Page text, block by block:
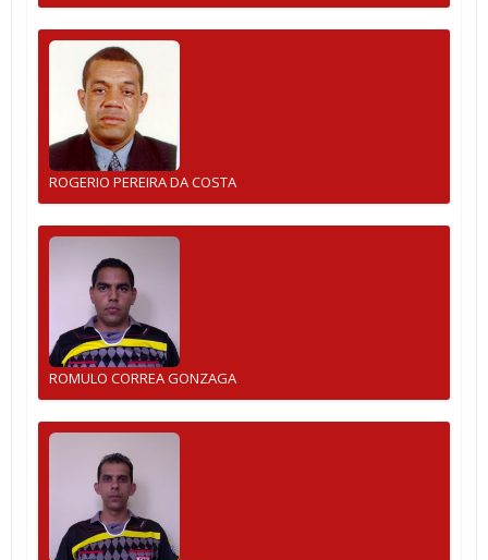
ROGERIO PEREIRA DA COSTA
ROMULO CORREA GONZAGA